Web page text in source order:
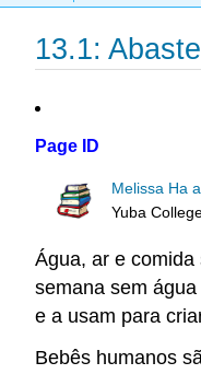
13.1:
Page ID
Melissa Ha
Yuba
Água, ar e
semana sem
e a usam para
Bebês humanos